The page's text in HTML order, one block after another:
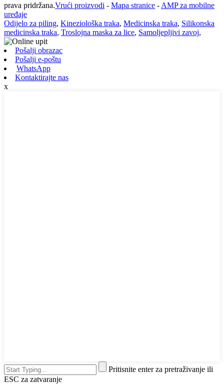
prava pridržana.Vrući proizvodi - Mapa stranice - AMP za mobilne
uređaje
Odijelo za piling, Kineziološka traka, Medicinska traka, Silikonska
medicinska traka, Troslojna maska za lice, Samoljepljivi zavoj,
Pošalji obrazac
Pošalji e-poštu
WhatsApp
Kontaktirajte nas
x
Pritisnite enter za pretraživanje ili
ESC za zatvaranje